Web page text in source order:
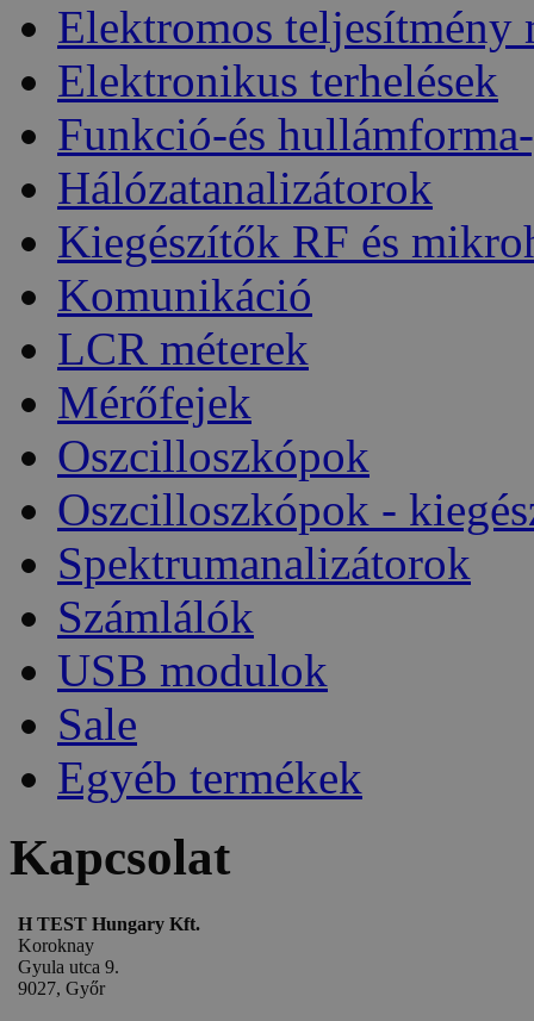
Elektromos teljesítmény
Elektronikus terhelések
Funkció-és
Hálózatanalizátorok
Kiegészítők RF és
Komunikáció
LCR méterek
Mérőfejek
Oszcilloszkópok
Oszcilloszkópok -
Spektrumanalizátorok
Számlálók
USB modulok
Sale
Egyéb termékek
Kapcsolat
H TEST Hungary Kft.
Koroknay
Gyula utca 9.
9027, Győr